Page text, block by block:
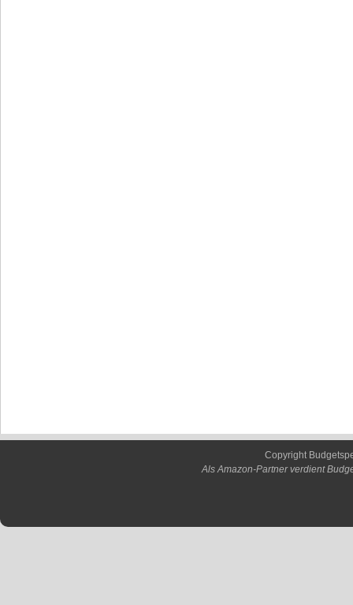
Copyright
Als Amazon-Partner verdient